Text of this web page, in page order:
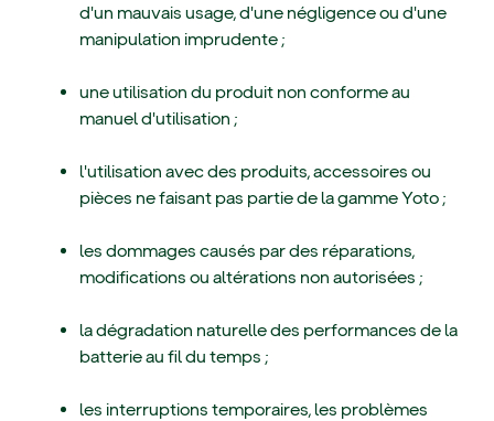
d'un mauvais usage, d'une négligence ou d'une
manipulation imprudente ;
une utilisation du produit non conforme au
manuel d'utilisation ;
l'utilisation avec des produits, accessoires ou
pièces ne faisant pas partie de la gamme Yoto ;
les dommages causés par des réparations,
modifications ou altérations non autorisées ;
la dégradation naturelle des performances de la
batterie au fil du temps ;
les interruptions temporaires, les problèmes